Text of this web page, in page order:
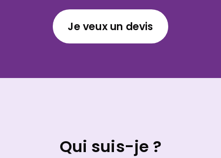
Je veux un devis
Qui suis-je ?